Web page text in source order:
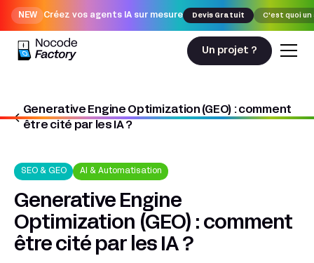
NEW Créez vos agents IA sur mesure Devis Gratuit C'est quoi un
Un projet ?
Generative Engine Optimization (GEO) : comment
être cité par les IA ?
Nocodefactory
SEO & GEO
SEO & GEO AI & Automatisation
Generative Engine
Optimization (GEO) : comment
être cité par les IA ?